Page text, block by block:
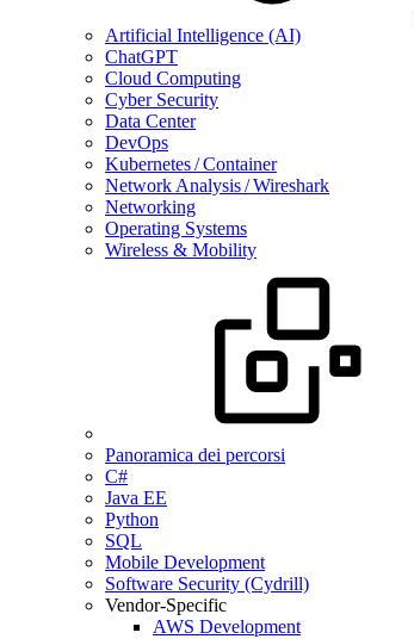
Artificial Intelligence (AI)
ChatGPT
Cloud Computing
Cyber Security
Data Center
DevOps
Kubernetes / Container
Network Analysis / Wireshark
Networking
Operating Systems
Wireless & Mobility
Panoramica dei percorsi
C#
Java EE
Python
SQL
Mobile Development
Software Security (Cydrill)
Vendor-Specific
AWS Development